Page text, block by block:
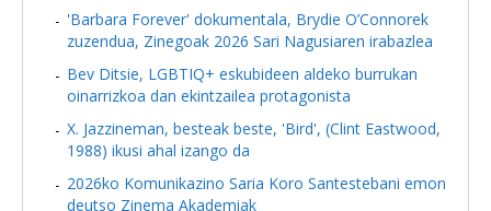
'Barbara Forever' dokumentala, Brydie O’Connorek
zuzendua, Zinegoak 2026 Sari Nagusiaren irabazlea
Bev Ditsie, LGBTIQ+ eskubideen aldeko burrukan
oinarrizkoa dan ekintzailea protagonista
X. Jazzineman, besteak beste, 'Bird', (Clint Eastwood,
1988) ikusi ahal izango da
2026ko Komunikazino Saria Koro Santestebani emon
deutso Zinema Akademiak